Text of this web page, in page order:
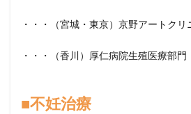
・・・（宮城・東京）京野アートク
・・・（香川）厚仁病院生殖医療部
■不妊治療